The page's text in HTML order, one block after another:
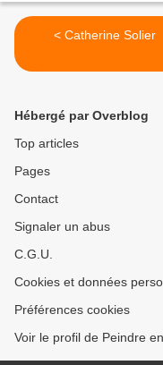
< Catherine Solier
Hébergé par Overblog
Top articles
Pages
Contact
Signaler un abus
C.G.U.
Cookies et données
Préférences cookies
Voir le profil de Peindre